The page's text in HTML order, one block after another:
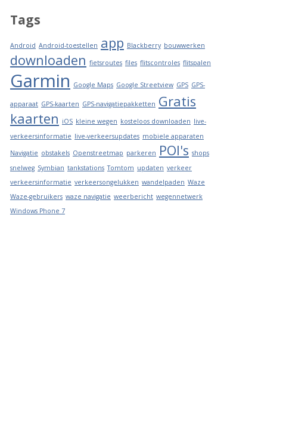
Tags
Android Android-toestellen app Blackberry bouwwerken
downloaden fietsroutes files flitscontroles flitspalen
Garmin Google Maps Google Streetview GPS GPS-
apparaat GPS-kaarten GPS-navigatiepakketten Gratis
kaarten iOS kleine wegen kosteloos downloaden live-
verkeersinformatie live-verkeersupdates mobiele apparaten
Navigatie obstakels Openstreetmap parkeren POI's shops
snelweg Symbian tankstations Tomtom updaten verkeer
verkeersinformatie verkeersongelukken wandelpaden Waze
Waze-gebruikers waze navigatie weerbericht wegennetwerk
Windows Phone 7